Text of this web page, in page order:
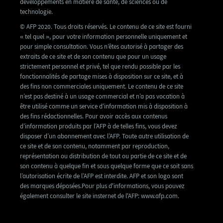
développements en matière de santé, de sciences ou de
technologie.
© AFP 2020. Tous droits réservés. Le contenu de ce site est fourni
« tel quel », pour votre information personnelle uniquement et
pour simple consultation. Vous n’êtes autorisé à partager des
extraits de ce site et de son contenu que pour un usage
strictement personnel et privé, tel que rendu possible par les
fonctionnalités de partage mises à disposition sur ce site, et à
des fins non commerciales uniquement. Le contenu de ce site
n’est pas destiné à un usage commercial et n’a pas vocation à
être utilisé comme un service d’information mis à disposition à
des fins rédactionnelles. Pour avoir accès aux contenus
d’information produits par l’AFP à de telles fins, vous devez
disposer d’un abonnement avec l’AFP. Toute autre utilisation de
ce site et de son contenu, notamment par reproduction,
représentation ou distribution de tout ou partie de ce site et de
son contenu à quelque fin et sous quelque forme que ce soit sans
l’autorisation écrite de l’AFP est interdite. AFP et son logo sont
des marques déposées.Pour plus d'informations, vous pouvez
également consulter le site insternet de l'AFP: www.afp.com.